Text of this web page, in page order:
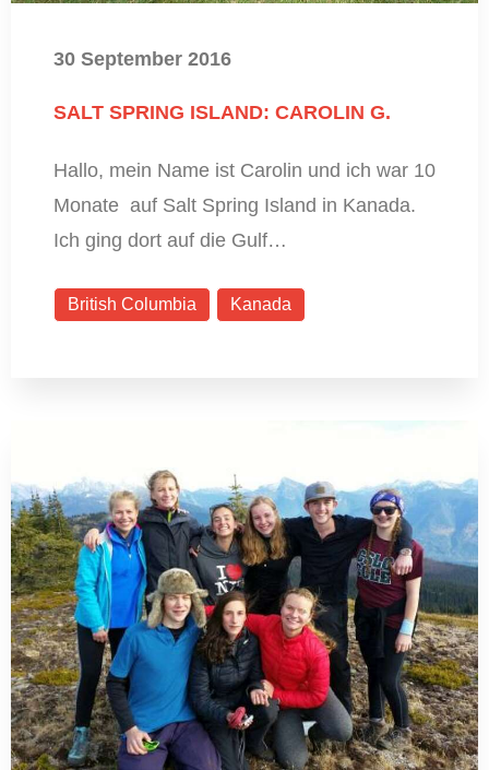
30 September 2016
SALT SPRING ISLAND: CAROLIN G.
Hallo, mein Name ist Carolin und ich war 10
Monate auf Salt Spring Island in Kanada.
Ich ging dort auf die Gulf…
British Columbia Kanada